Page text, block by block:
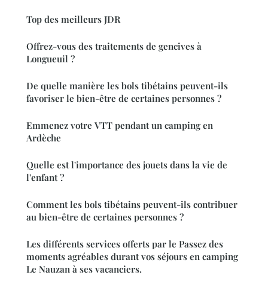
Top des meilleurs JDR
Offrez-vous des traitements de gencives à
Longueuil ?
De quelle manière les bols tibétains peuvent-ils
favoriser le bien-être de certaines personnes ?
Emmenez votre VTT pendant un camping en
Ardèche
Quelle est l'importance des jouets dans la vie de
l'enfant ?
Comment les bols tibétains peuvent-ils contribuer
au bien-être de certaines personnes ?
Les différents services offerts par le Passez des
moments agréables durant vos séjours en camping
Le Nauzan à ses vacanciers.